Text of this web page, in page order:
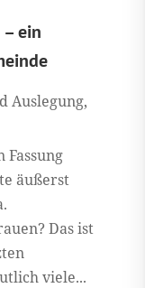
ein
Auslegung,
äußerst
Das ist
viele...